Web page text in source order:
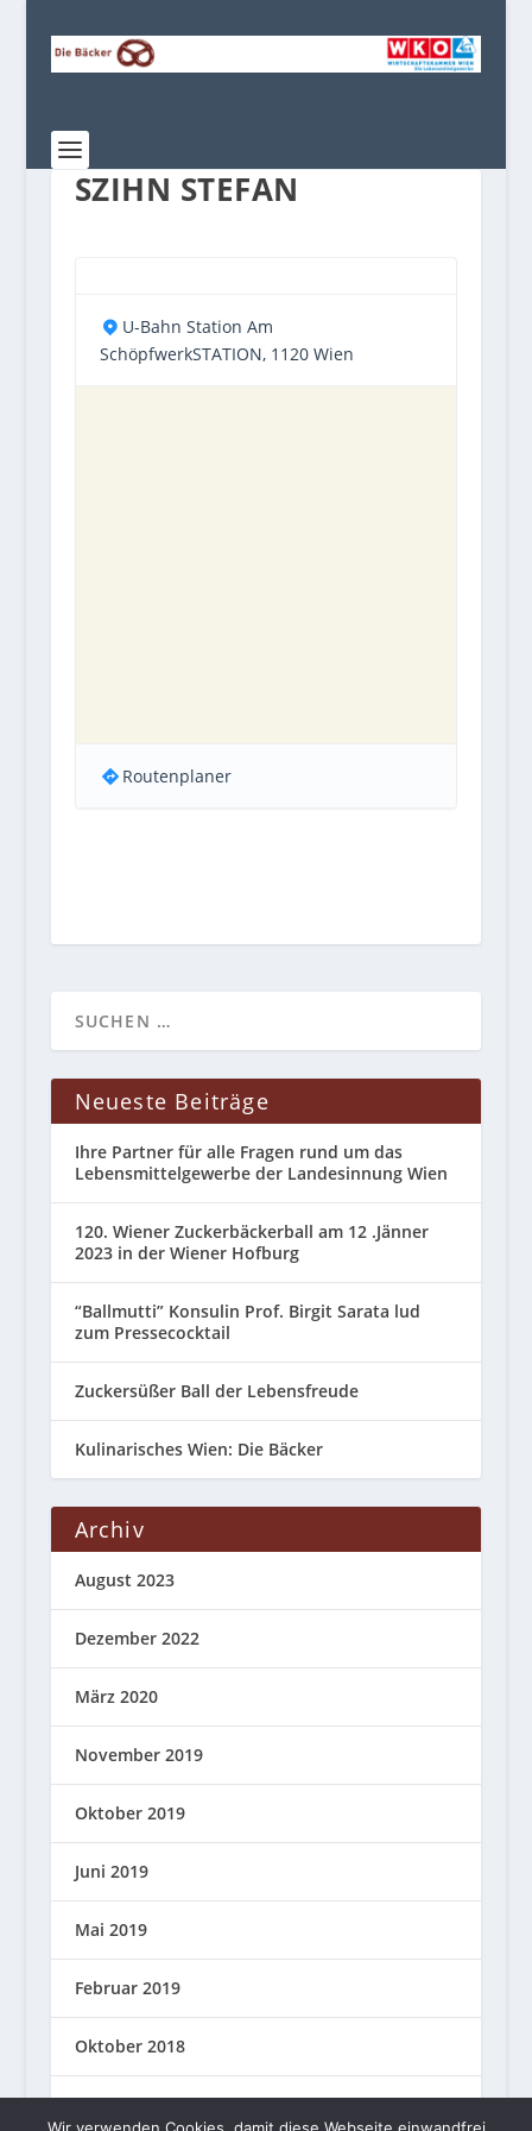
SZIHN STEFAN
U-Bahn Station Am
SchöpfwerkSTATION, 1120 Wien
Routenplaner
Neueste Beiträge
Ihre Partner für alle Fragen rund um das
Lebensmittelgewerbe der Landesinnung Wien
120. Wiener Zuckerbäckerball am 12 .Jänner
2023 in der Wiener Hofburg
“Ballmutti” Konsulin Prof. Birgit Sarata lud
zum Pressecocktail
Zuckersüßer Ball der Lebensfreude
Kulinarisches Wien: Die Bäcker
Archiv
August 2023
Dezember 2022
März 2020
November 2019
Oktober 2019
Juni 2019
Mai 2019
Februar 2019
Oktober 2018
September 2018